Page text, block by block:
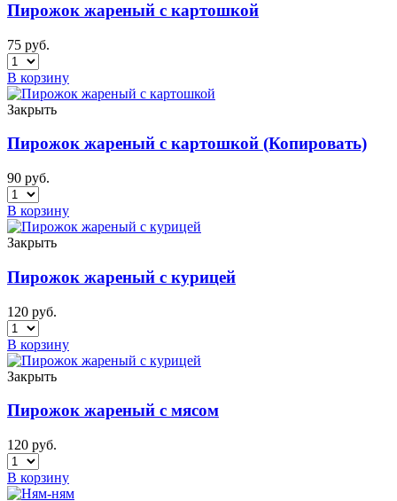
Пирожок жареный с картошкой
75 руб.
В корзину
Закрыть
Пирожок жареный с картошкой (Копировать)
90 руб.
В корзину
Закрыть
Пирожок жареный с курицей
120 руб.
В корзину
Закрыть
Пирожок жареный с мясом
120 руб.
В корзину